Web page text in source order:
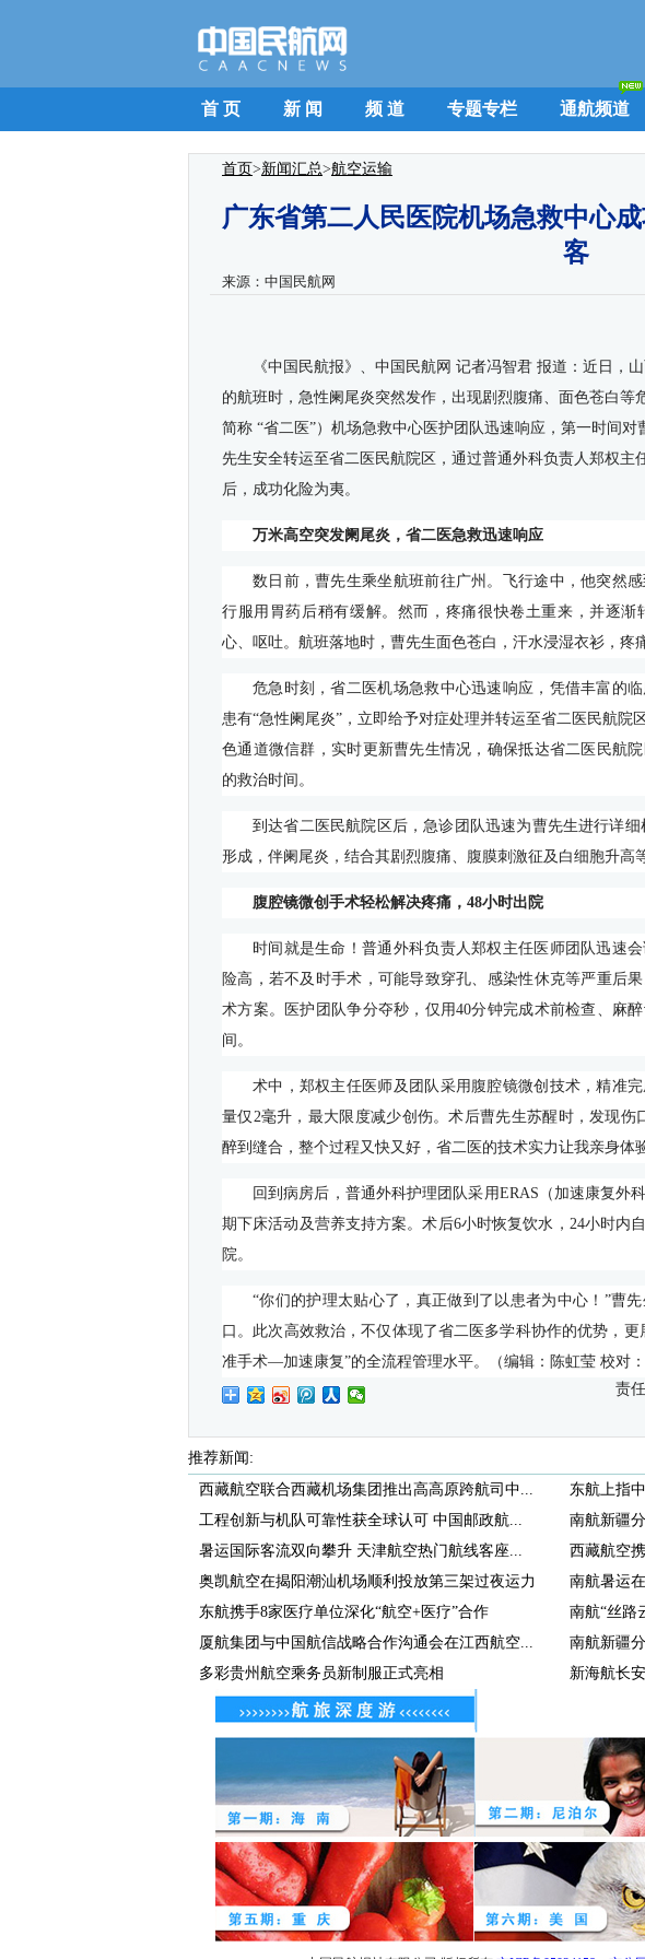
首 页 新 闻 频 道 专题专栏 通航频道
首页>新闻汇总>航空运输
广东省第二人民医院机场急救中心
客
来源： 中国民航网
《中国民航报》、中国民航网 记者冯智君 报道： 近日，
的航班时，急性阑尾炎突然发作，出现剧烈腹痛、面色苍白等
简称 “省二医”）机场急救中心医护团队迅速响应，第一时间
先生安全转运至省二医民航院区，通过普通外科负责人郑权主
后，成功化险为夷。
万米高空突发阑尾炎，省二医急救迅速响应
数日前，曹先生乘坐航班前往广州。飞行途中，他突然
行服用胃药后稍有缓解。然而，疼痛很快卷土重来，并逐
心、呕吐。航班落地时，曹先生面色苍白，汗水浸湿衣衫，疼
危急时刻，省二医机场急救中心迅速响应，凭借丰富的
患有“急性阑尾炎”，立即给予对症处理并转运至省二医民航院
色通道微信群，实时更新曹先生情况，确保抵达省二医民航
的救治时间。
到达省二医民航院区后，急诊团队迅速为曹先生进行详细
形成，伴阑尾炎，结合其剧烈腹痛、腹膜刺激征及白细胞升高
腹腔镜微创手术轻松解决疼痛， 48小时出院
时间就是生命！普通外科负责人郑权主任医师团队迅速
险高，若不及时手术，可能导致穿孔、感染性休克等严重后
术方案。医护团队争分夺秒，仅用40分钟完成术前检查、麻
间。
术中，郑权主任医师及团队采用腹腔镜微创技术，精准
量仅 2毫升，最大限度减少创伤。术后曹先生苏醒时，发现伤
醉到缝合，整个过程又快又好，省二医的技术实力让我亲身体
回到病房后，普通外科护理团队采用ERAS （加速康复外
期下床活动及营养支持方案。术后6小时恢复饮水， 24小时内
院。
“你们的护理太贴心了，真正做到了以患者为中心！”曹
口。此次高效救治，不仅体现了省二医多学科协作的优势，
准手术—加速康复”的全流程管理水平。（编辑：陈虹莹 校对
责
推荐新闻:
西藏航空联合西藏机场集团推出高高原跨航司中...
工程创新与机队可靠性获全球认可 中国邮政航...
暑运国际客流双向攀升 天津航空热门航线客座...
奥凯航空在揭阳潮汕机场顺利投放第三架过夜运力
东航携手8家医疗单位深化“航空+医疗”合作
厦航集团与中国航信战略合作沟通会在江西航空...
多彩贵州航空乘务员新制服正式亮相
东航上指
南航新疆
西藏航空
南航暑运
南航“丝路
南航新疆
新海航长